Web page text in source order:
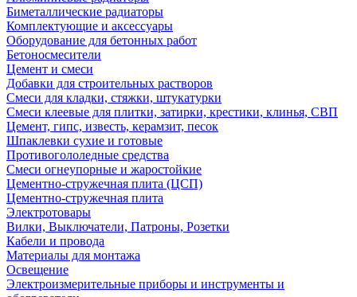
Биметаллические радиаторы
Комплектующие и аксессуары
Оборудование для бетонных работ
Бетоносмесители
Цемент и смеси
Добавки для строительных растворов
Смеси для кладки, стяжки, штукатурки
Смеси клеевые для плитки, затирки, крестики, клинья, СВП
Цемент, гипс, известь, керамзит, песок
Шпаклевки сухие и готовые
Противогололедные средства
Смеси огнеупорные и жаростойкие
Цементно-стружечная плита (ЦСП)
Цементно-стружечная плита
Электротовары
Вилки, Выключатели, Патроны, Розетки
Кабели и провода
Материалы для монтажа
Освещение
Электроизмерительные приборы и инструменты и